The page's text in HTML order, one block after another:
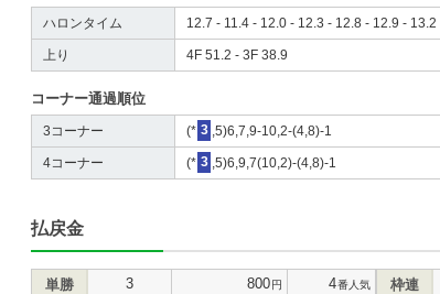
ハロンタイム 12.7 - 11.4 - 12.0 - 12.3 - 12.8 - 12.9 - 13.2
上り 4F 51.2 - 3F 38.9
コーナー通過順位
3コーナー (* 3 ,5)6,7,9-10,2-(4,8)-1
4コーナー (* 3 ,5)6,9,7(10,2)-(4,8)-1
払戻金
単勝 3 800円 4番人気 枠連